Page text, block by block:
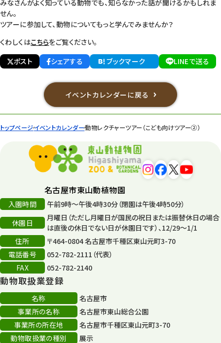
トップページイベントカレンダー動物レクチャーツアー（こども向けツアー②）
みなさんがよく知っている動物でも、知らなかった話が聞けるかもしれま
せん。
ツアーに参加して、動物についてもっと学んでみませんか？
くわしくはこちらをご覧ください。
ポスト
シェアする ブックマーク LINEで送る
イベントカレンダーに戻る
名古屋市東山動植物園
入園時間
午前9時～午後4時30分（閉園は午後4時50分）
休園日
月曜日（ただし月曜日が国民の祝日または振替休日の場合
は直後の休日でない日が休園日です）、12/29～1/1
住所
〒464-0804 名古屋市千種区東山元町3-70
電話番号
052-782-2111（代表）
FAX
052-782-2140
動物取扱業登録
名称
名古屋市
事業所の名称
名古屋市東山総合公園
事業所の所在地
名古屋市千種区東山元町3-70
動物取扱業の種別
展示